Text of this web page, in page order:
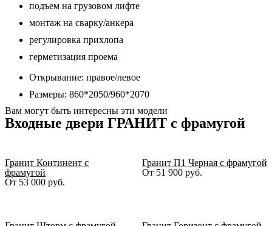
подъем на грузовом лифте
монтаж на сварку/анкера
регулировка прихлопа
герметизация проема
Открывание: правое/левое
Размеры: 860*2050/960*2070
Вам могут быть интересны эти модели
Входные двери ГРАНИТ с фрамугой
Гранит Континент с
фрамугой
От 53 000 руб.
Гранит П1 Черная с фрамугой
От 51 900 руб.